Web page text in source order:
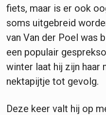
fiets, maar is er ook
soms uitgebreid
van Van der Poel was
een populair
winter laat hij zijn haar
nektapijtje tot gevolg.
Deze keer valt hij op